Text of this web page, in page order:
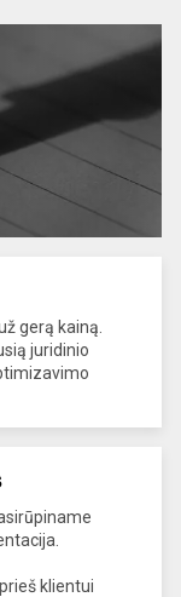
gerą kainą.
juridinio
klientui